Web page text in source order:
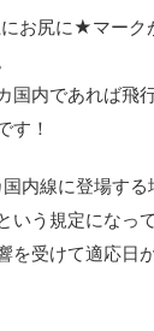
お尻に★マーク
国内であれば飛
す！
内線に登場す
う規定になっ
を受けて適応日